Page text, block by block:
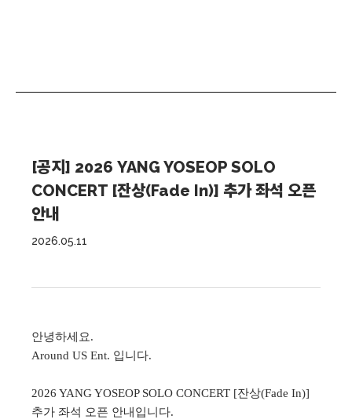
[공지] 2026 YANG YOSEOP SOLO
CONCERT [잔상(Fade In)] 추가 좌석 오픈
안내
2026.05.11
안녕하세요.
Around US Ent. 입니다.
2026 YANG YOSEOP SOLO CONCERT [잔상(Fade In)]
추가 좌석 오픈 안내입니다.